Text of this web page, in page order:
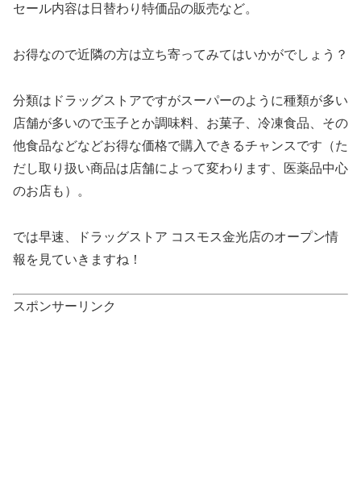
セール内容は日替わり特価品の販売など。
お得なので近隣の方は立ち寄ってみてはいかがでしょう？
分類はドラッグストアですがスーパーのように種類が多い
店舗が多いので玉子とか調味料、お菓子、冷凍食品、その
他食品などなどお得な価格で購入できるチャンスです（た
だし取り扱い商品は店舗によって変わります、医薬品中心
のお店も）。
では早速、ドラッグストア コスモス金光店のオープン情
報を見ていきますね！
スポンサーリンク